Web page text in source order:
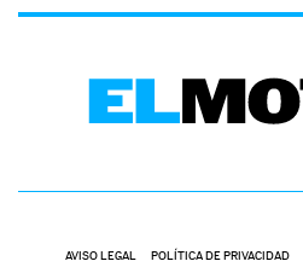
AVISO LEGAL POLÍTICA DE PRIVACIDAD